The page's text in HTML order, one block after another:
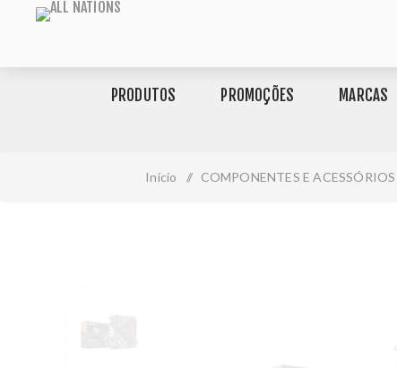
PRODUTOS PROMOÇÕES MARCAS
Início / COMPONENTES E ACESSÓRIOS